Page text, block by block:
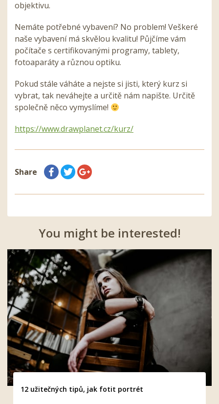
objektivu.
Nemáte potřebné vybavení? No problem! Veškeré
naše vybavení má skvělou kvalitu! Půjčíme vám
počítače s certifikovanými programy, tablety,
fotoaparáty a různou optiku.
Pokud stále váháte a nejste si jisti, který kurz si
vybrat, tak neváhejte a určitě nám napište. Určitě
společně něco vymyslíme!
https://www.drawplanet.cz/kurz/
Share
You might be interested!
12 užitečných tipů, jak fotit portrét